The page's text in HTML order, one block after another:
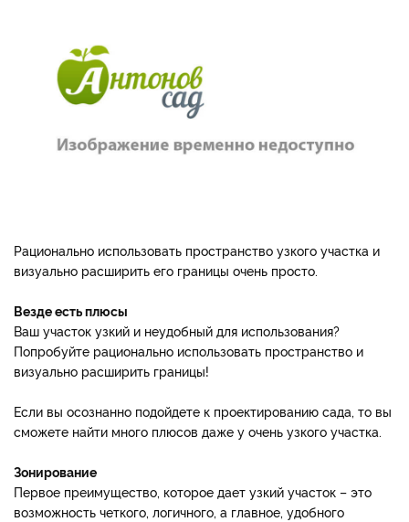
Рационально использовать пространство узкого участка и
визуально расширить его границы очень просто.
Везде есть плюсы
Ваш участок узкий и неудобный для использования?
Попробуйте рационально использовать пространство и
визуально расширить границы!
Если вы осознанно подойдете к проектированию сада, то вы
сможете найти много плюсов даже у очень узкого участка.
Зонирование
Первое преимущество, которое дает узкий участок – это
возможность четкого, логичного, а главное, удобного